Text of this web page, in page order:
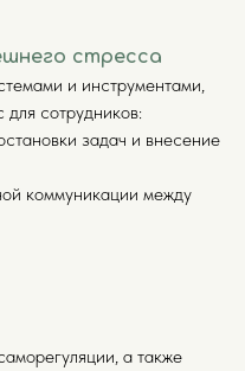
стресса
и инструментами,
сотрудников:
задач и внесение
коммуникации между
а также